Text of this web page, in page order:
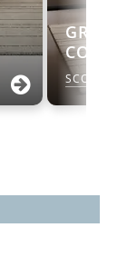
CON
SCOPRI